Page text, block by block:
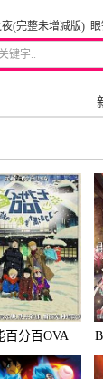
(完整未增减版)
百分百OVA